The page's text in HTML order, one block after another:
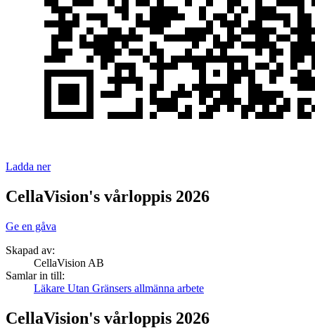
Ladda ner
CellaVision's vårloppis 2026
Ge en gåva
Skapad av:
CellaVision AB
Samlar in till:
Läkare Utan Gränsers allmänna arbete
CellaVision's vårloppis 2026